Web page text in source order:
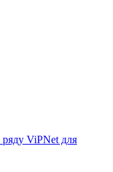
ViPNet для